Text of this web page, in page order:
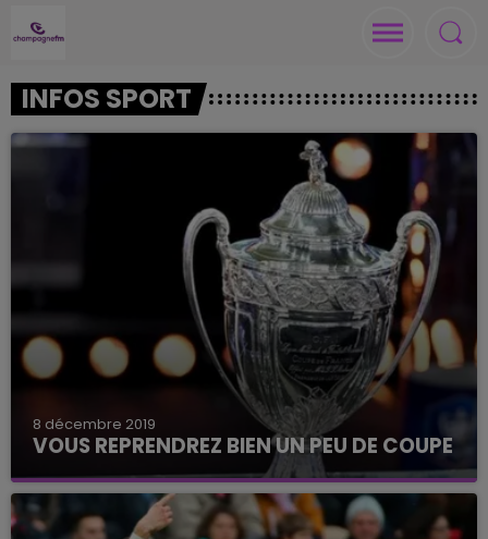
INFOS SPORT
8 décembre 2019
VOUS REPRENDREZ BIEN UN PEU DE COUPE
Après Prix-les-Mézières, c'est Reims Sainte-Anne
qui a validé son billet pour les 32èmes de finale
de la coupe de France de football